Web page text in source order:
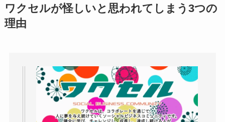
アトムクリニックは
【怪しい？】帝国デ
ータバンクの口コ
ミ・評判は実際ど
う？
ワクセルが怪しいと思われてしまう3つの
理由